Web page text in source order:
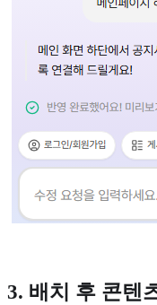
3. 배치 후 콘텐